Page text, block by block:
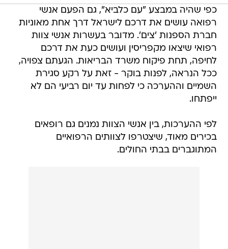
כפי שהיה במבצע "עם כלביא", גם הפעם אנשי
רפואה עושים את דרכם לישראל דרך אחת מאוניות
חברת הספנות 'צים'. מדובר בעשרות אנשי צוות
רפואי שיצאו מקפריסין ועושים כעת את דרכם
לחיפה, תחת פיקוח משרד הבריאות. הגעתם צפויה,
ככל הנראה, לפנות בוקר - זאת על רקע סגירת
השמיים וההערכה כי לפחות עד יום רביעי הם לא
ייפתחו.
לפי ההערכות, בין אנשי הצוות נמנים גם רופאים
בכירים מאוד, שיצטרפו לצוותים הרפואיים
המתוגברים בבתי החולים.